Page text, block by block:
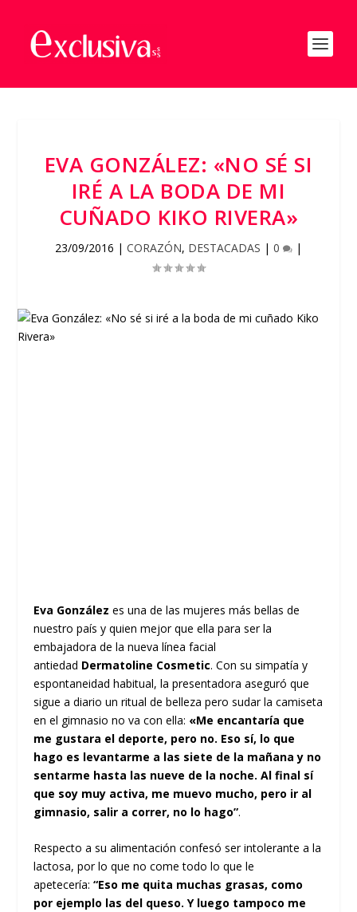
EVA GONZÁLEZ: «NO SÉ SI
IRÉ A LA BODA DE MI
CUÑADO KIKO RIVERA»
23/09/2016 | CORAZÓN, DESTACADAS | 0 |
Eva González es una de las mujeres más bellas de
nuestro país y quien mejor que ella para ser la
embajadora de la nueva línea facial
antiedad Dermatoline Cosmetic. Con su simpatía y
espontaneidad habitual, la presentadora aseguró que
sigue a diario un ritual de belleza pero sudar la camiseta
en el gimnasio no va con ella: «Me encantaría que
me gustara el deporte, pero no. Eso sí, lo que
hago es levantarme a las siete de la mañana y no
sentarme hasta las nueve de la noche. Al final sí
que soy muy activa, me muevo mucho, pero ir al
gimnasio, salir a correr, no lo hago”.
Respecto a su alimentación confesó ser intolerante a la
lactosa, por lo que no come todo lo que le
apetecería: “Eso me quita muchas grasas, como
por ejemplo las del queso. Y luego tampoco me